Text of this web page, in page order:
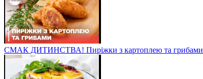
СМАК ДИТИНСТВА! Пиріжки з картоплею та грибами